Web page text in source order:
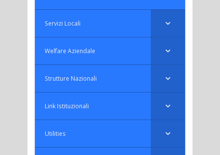
Servizi Locali
Welfare Aziendale
Strutture Nazionali
Link Istituzionali
Utilities